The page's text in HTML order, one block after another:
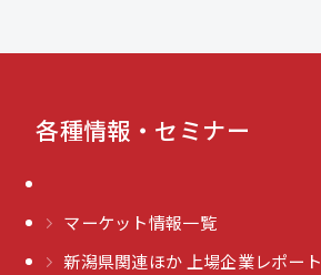
各種情報・セミナー
マーケット情報一覧
新潟県関連ほか 上場企業レポート